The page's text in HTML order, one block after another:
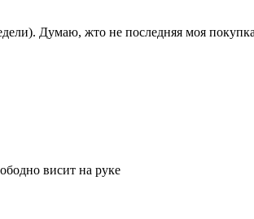
Думаю, жто не последняя моя
висит на руке